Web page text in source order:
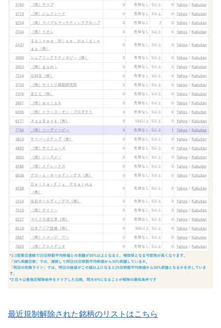
最近規制解除された銘柄のリストはこちら